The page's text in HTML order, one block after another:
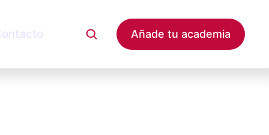
Añade tu academia